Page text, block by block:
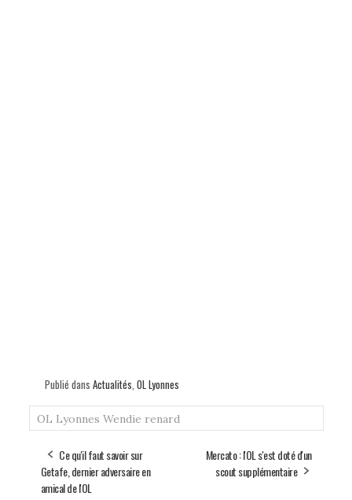
Publié dans Actualités OL Lyonnes
OL Lyonnes Wendie renard
Ce qu'il faut savoir sur
Getafe, dernier adversaire en
amical de l'OL
Mercato : l'OL s'est doté d'un
scout supplémentaire